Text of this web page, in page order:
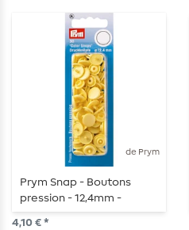
de Prym
Prym Snap - Boutons
pression - 12,4mm -
banane - 30 pièces
4,10 € *